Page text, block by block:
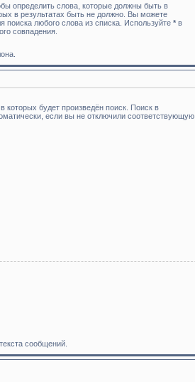
определить слова, которые должны быть в
в результатах быть не должно. Вы можете
поиска любого слова из списка. Используйте * в
совпадения.
будет произведён поиск. Поиск в
если вы не отключили соответствующую
сообщений.